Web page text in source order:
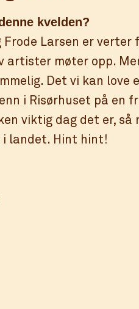
kvelden?
Frode Larsen er
artister møter opp.
Det vi kan love
i Risørhuset på en
viktig dag det er,
i landet. Hint hint!